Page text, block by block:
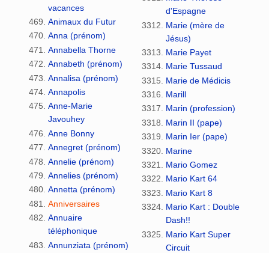
vacances
Animaux du Futur
Anna (prénom)
Annabella Thorne
Annabeth (prénom)
Annalisa (prénom)
Annapolis
Anne-Marie
Javouhey
Anne Bonny
Annegret (prénom)
Annelie (prénom)
Annelies (prénom)
Annetta (prénom)
Anniversaires
Annuaire
téléphonique
Annunziata (prénom)
d'Espagne
Marie (mère de
Jésus)
Marie Payet
Marie Tussaud
Marie de Médicis
Marill
Marin (profession)
Marin II (pape)
Marin Ier (pape)
Marine
Mario Gomez
Mario Kart 64
Mario Kart 8
Mario Kart : Double
Dash!!
Mario Kart Super
Circuit